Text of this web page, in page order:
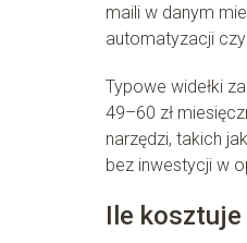
maili w danym
automatyzacji
Typowe widełki za
49–60 zł
narzędzi, takich jak
bez inwestycji w
Ile